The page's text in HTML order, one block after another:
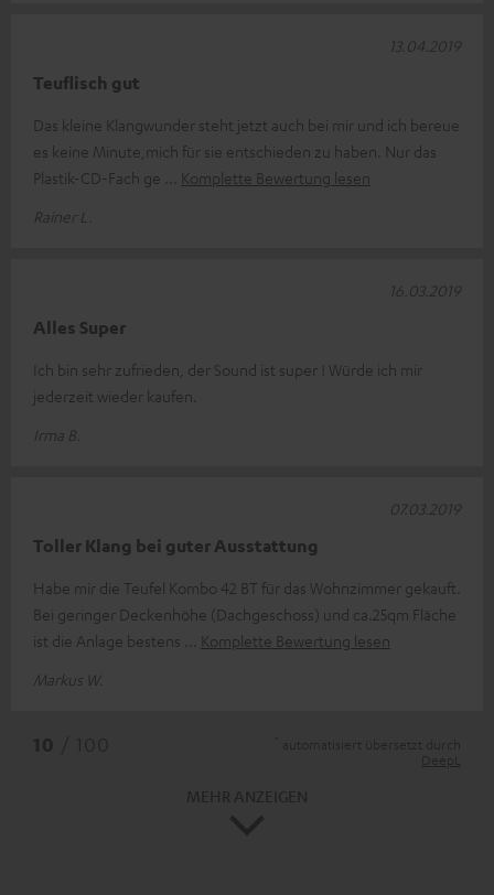
Teuflisch gut
Das kleine Klangwunder steht jetzt auch bei mir und ich bereue
es keine Minute,mich für sie entschieden zu haben. Nur das
Plastik-CD-Fach ge
Komplette Bewertung lesen
Rainer L.
13.04.2019
Alles Super
Ich bin sehr zufrieden, der Sound ist super ! Würde ich mir
jederzeit wieder kaufen.
Irma B.
16.03.2019
Toller Klang bei guter Ausstattung
Habe mir die Teufel Kombo 42 BT für das Wohnzimmer gekauft.
Bei geringer Deckenhöhe (Dachgeschoss) und ca.25qm Fläche
ist die Anlage bestens
Komplette Bewertung lesen
Markus W.
07.03.2019